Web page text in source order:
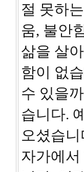
절 못하
움, 불안
삶을 살
함이 없
수 있을
습니다.
오셨습
자가에